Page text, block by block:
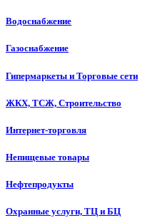
Водоснабжение
Газоснабжение
Гипермаркеты и Торговые сети
ЖКХ, ТСЖ, Строительство
Интернет-торговля
Непищевые товары
Нефтепродукты
Охранные услуги, ТЦ и БЦ